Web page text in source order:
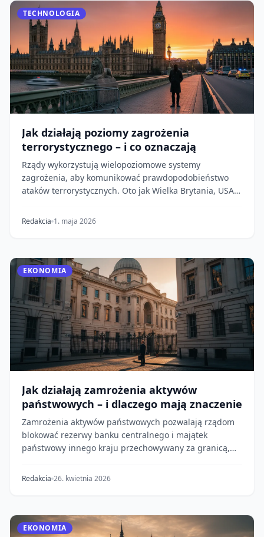
TECHNOLOGIA
Jak działają poziomy zagrożenia
terrorystycznego – i co oznaczają
Rządy wykorzystują wielopoziomowe systemy
zagrożenia, aby komunikować prawdopodobieństwo
ataków terrorystycznych. Oto jak Wielka Brytania, USA,
Redakcia 1. maja 2026
EKONOMIA
Jak działają zamrożenia aktywów
państwowych – i dlaczego mają znaczenie
Zamrożenia aktywów państwowych pozwalają rządom
blokować rezerwy banku centralnego i majątek
państwowy innego kraju przechowywany za granicą,
Redakcia 26. kwietnia 2026
EKONOMIA